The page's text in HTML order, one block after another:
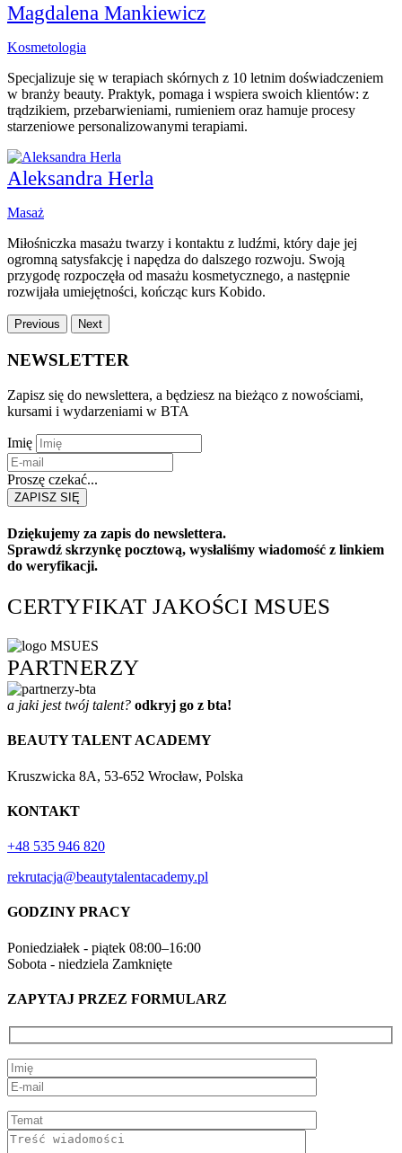
Magdalena Mankiewicz
Kosmetologia
Specjalizuje się w terapiach skórnych z 10 letnim doświadczeniem
w branży beauty. Praktyk, pomaga i wspiera swoich klientów: z
trądzikiem, przebarwieniami, rumieniem oraz hamuje procesy
starzeniowe personalizowanymi terapiami.
Aleksandra Herla
Masaż
Miłośniczka masażu twarzy i kontaktu z ludźmi, który daje jej
ogromną satysfakcję i napędza do dalszego rozwoju. Swoją
przygodę rozpoczęła od masażu kosmetycznego, a następnie
rozwijała umiejętności, kończąc kurs Kobido.
Previous Next
NEWSLETTER
Zapisz się do newslettera, a będziesz na bieżąco z nowościami,
kursami i wydarzeniami w BTA
Imię
Proszę czekać...
ZAPISZ SIĘ
Dziękujemy za zapis do newslettera.
Sprawdź skrzynkę pocztową, wysłaliśmy wiadomość z linkiem
do weryfikacji.
CERTYFIKAT JAKOŚCI MSUES
PARTNERZY
a jaki jest twój talent? odkryj go z bta!
BEAUTY TALENT ACADEMY
Kruszwicka 8A, 53-652 Wrocław, Polska
KONTAKT
+48 535 946 820
rekrutacja@beautytalentacademy.pl
GODZINY PRACY
Poniedziałek - piątek 08:00–16:00
Sobota - niedziela Zamknięte
ZAPYTAJ PRZEZ FORMULARZ